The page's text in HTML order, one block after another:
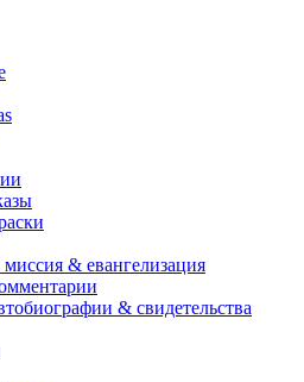
& евангелизация
& свидетельства